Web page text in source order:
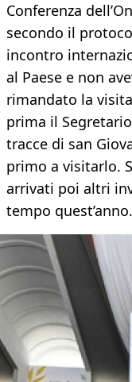
Conferenza
secondo il
incontro
al Paese e non
rimandato la
prima il
tracce di san
primo a visitarlo.
arrivati poi altri
tempo quest’anno.